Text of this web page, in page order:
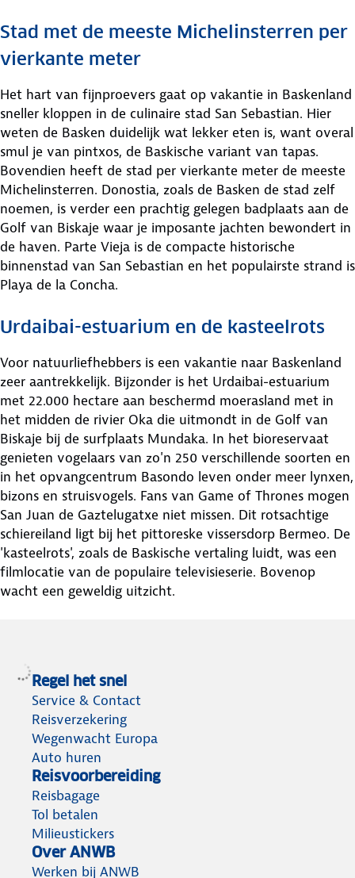
Stad met de meeste Michelinsterren per
vierkante meter
Het hart van fijnproevers gaat op vakantie in Baskenland
sneller kloppen in de culinaire stad San Sebastian. Hier
weten de Basken duidelijk wat lekker eten is, want overal
smul je van pintxos, de Baskische variant van tapas.
Bovendien heeft de stad per vierkante meter de meeste
Michelinsterren. Donostia, zoals de Basken de stad zelf
noemen, is verder een prachtig gelegen badplaats aan de
Golf van Biskaje waar je imposante jachten bewondert in
de haven. Parte Vieja is de compacte historische
binnenstad van San Sebastian en het populairste strand is
Playa de la Concha.
Urdaibai-estuarium en de kasteelrots
Voor natuurliefhebbers is een vakantie naar Baskenland
zeer aantrekkelijk. Bijzonder is het Urdaibai-estuarium
met 22.000 hectare aan beschermd moerasland met in
het midden de rivier Oka die uitmondt in de Golf van
Biskaje bij de surfplaats Mundaka. In het bioreservaat
genieten vogelaars van zo'n 250 verschillende soorten en
in het opvangcentrum Basondo leven onder meer lynxen,
bizons en struisvogels. Fans van Game of Thrones mogen
San Juan de Gaztelugatxe niet missen. Dit rotsachtige
schiereiland ligt bij het pittoreske vissersdorp Bermeo. De
'kasteelrots', zoals de Baskische vertaling luidt, was een
filmlocatie van de populaire televisieserie. Bovenop
wacht een geweldig uitzicht.
Regel het snel
Service & Contact
Reisverzekering
Wegenwacht Europa
Auto huren
Reisvoorbereiding
Reisbagage
Tol betalen
Milieustickers
Over ANWB
Werken bij ANWB